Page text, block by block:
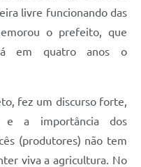
livre funcionando das
o prefeito, que
em quatro anos o
fez um discurso forte,
e a importância dos
(produtores) não tem
viva a agricultura. No